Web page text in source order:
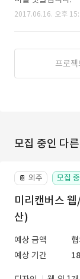
2017.06.16. 오후
프로젝
모집 중인 다
📔 외주 모집 중
미리캔버스
산)
예상 금액
예상 기간